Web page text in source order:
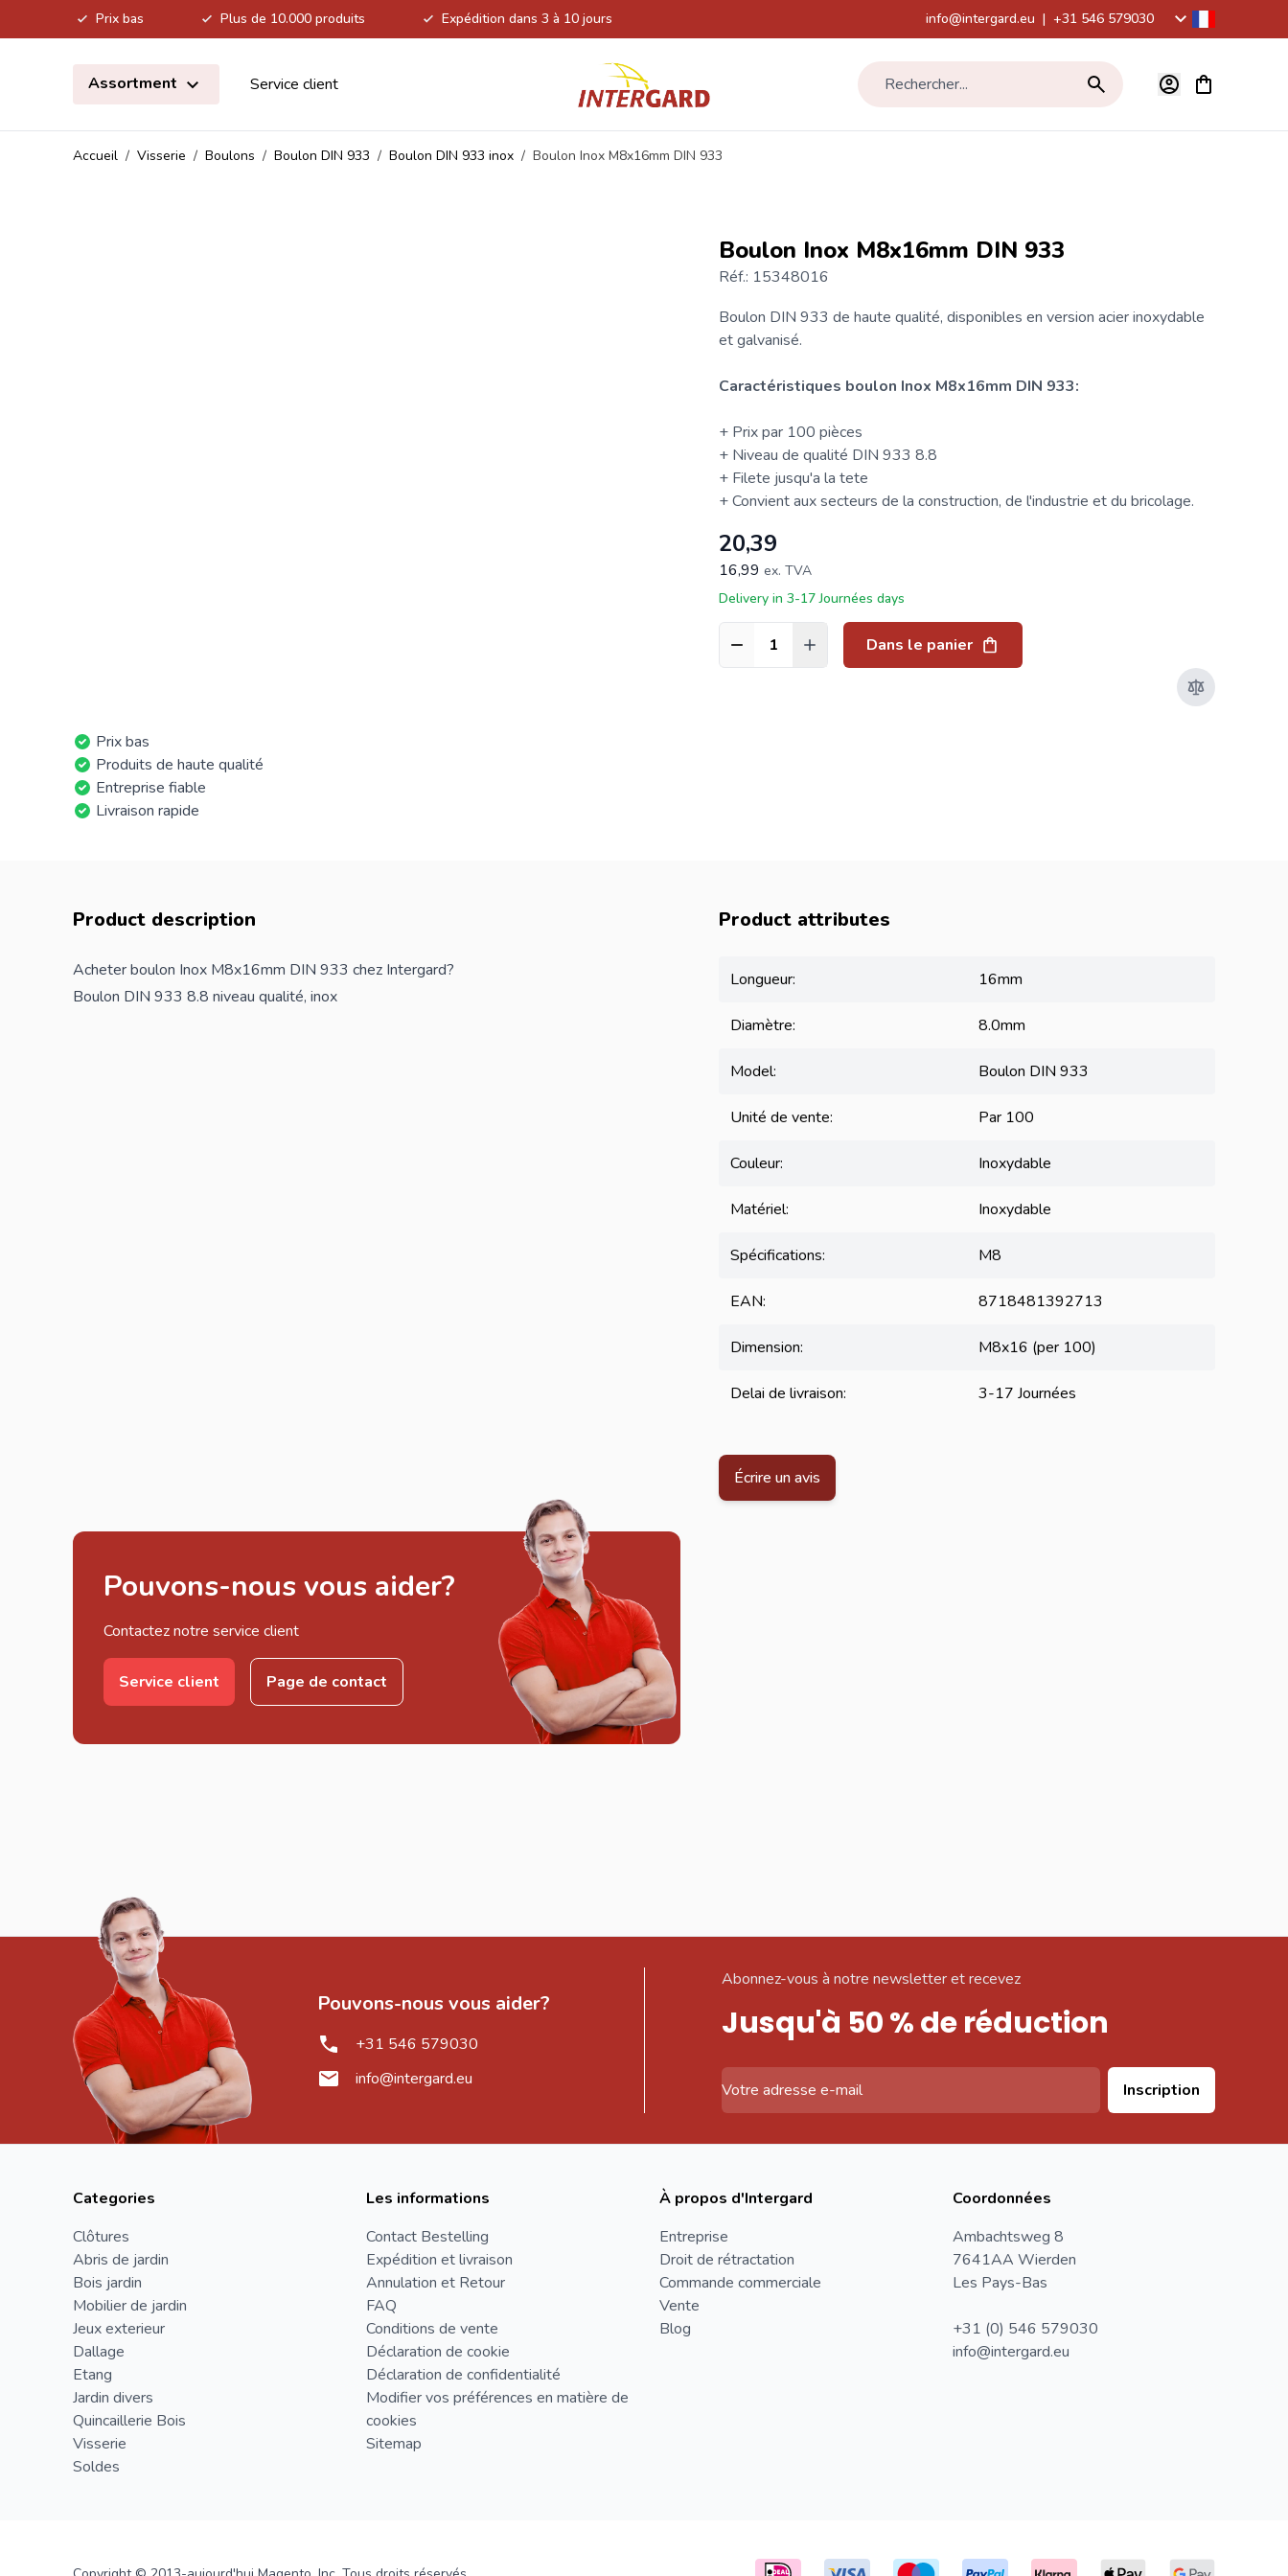
Prix bas Plus de 10.000 produits Expédition dans 3 à 10 jours info@intergard.eu | +31 546 579030
Assortment
Service client Rechercher... Voir le
Accueil / Visserie / Boulons / Boulon DIN 933 / Boulon DIN 933 inox / Boulon Inox M8x16mm DIN 933
Prix bas
Produits de haute qualité
Entreprise fiable
Livraison rapide
Boulon Inox M8x16mm DIN 933
Réf.: 15348016
Boulon DIN 933 de haute qualité, disponibles en version acier inoxydable
et galvanisé.
Caractéristiques boulon Inox M8x16mm DIN 933:
+ Prix par 100 pièces
+ Niveau de qualité DIN 933 8.8
+ Filete jusqu'a la tete
+ Convient aux secteurs de la construction, de l'industrie et du bricolage.
20,39
16,99 ex. TVA
Delivery in 3-17 Journées days
Quantité Dans le panier
Product description
Acheter boulon Inox M8x16mm DIN 933 chez Intergard?
Boulon DIN 933 8.8 niveau qualité, inox
Product attributes
Longueur: 16mm
Diamètre: 8.0mm
Model: Boulon DIN 933
Unité de vente: Par 100
Couleur: Inoxydable
Matériel: Inoxydable
Spécifications: M8
EAN: 8718481392713
Dimension: M8x16 (per 100)
Delai de livraison: 3-17 Journées
Pouvons-nous vous aider?
Contactez notre service client
Service client Page de contact
Écrire un avis
Pouvons-nous vous aider?
+31 546 579030
info@intergard.eu
Abonnez-vous à notre newsletter et recevez
Jusqu'à 50 % de réduction
Inscription
Categories
Clôtures
Abris de jardin
Bois jardin
Mobilier de jardin
Jeux exterieur
Dallage
Etang
Jardin divers
Quincaillerie Bois
Visserie
Soldes
Les informations
Contact Bestelling
Expédition et livraison
Annulation et Retour
FAQ
Conditions de vente
Déclaration de cookie
Déclaration de confidentialité
Modifier vos préférences en matière de
cookies
Sitemap
À propos d'Intergard
Entreprise
Droit de rétractation
Commande commerciale
Vente
Blog
Coordonnées
Ambachtsweg 8
7641AA Wierden
Les Pays-Bas
+31 (0) 546 579030
info@intergard.eu